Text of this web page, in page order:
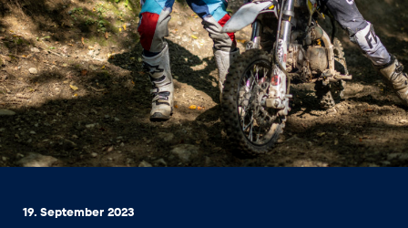
Events
Alle anzeigen
19. September 2023